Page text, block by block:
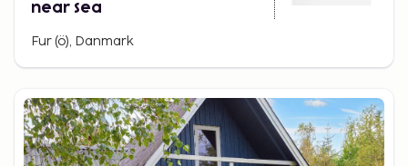
near Sea
Fur (ö), Danmark